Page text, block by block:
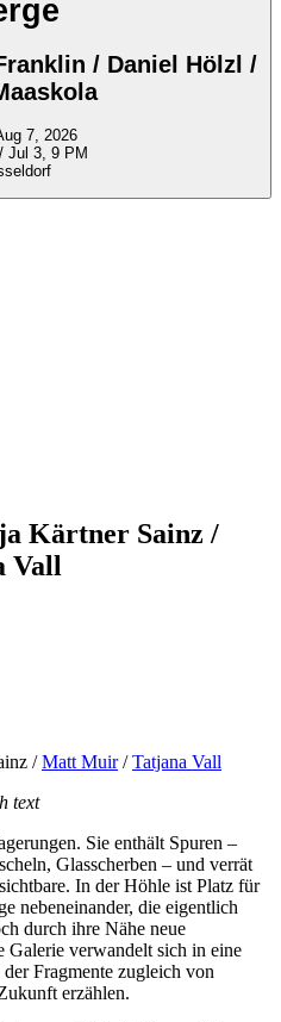
/ Daniel Hölzl /
- Aug 7, 2026
Jul 3, 9 PM
Kärtner Sainz /
Vall
/Matt Muir/Tatjana Vall
text
Sie enthält Spuren –
Glasscherben – und verrät
In der Höhle ist Platz für
nebeneinander, die eigentlich
durch ihre Nähe neue
Galerie verwandelt sich in eine
Fragmente zugleich von
erzählen.